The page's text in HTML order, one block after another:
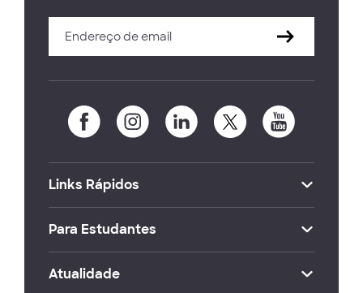
Links Rápidos
Para Estudantes
Atualidade